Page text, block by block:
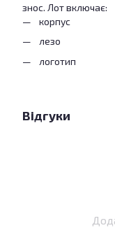
знос. Лот включає:
корпус
лезо
логотип
Відгуки